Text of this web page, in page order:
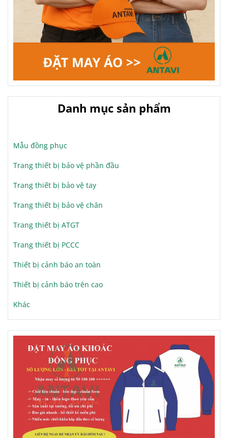
Danh mục sản phẩm
Mẫu đồng phục
Trang thiết bị bảo vệ phần đầu
Trang thiết bị bảo vệ tay
Trang thiết bị bảo vệ chân
Trang thiết bị ATGT
Trang thiết bị PCCC
Thiết bị cảnh báo an toàn
Thiết bị cảnh báo trên cao
Khác